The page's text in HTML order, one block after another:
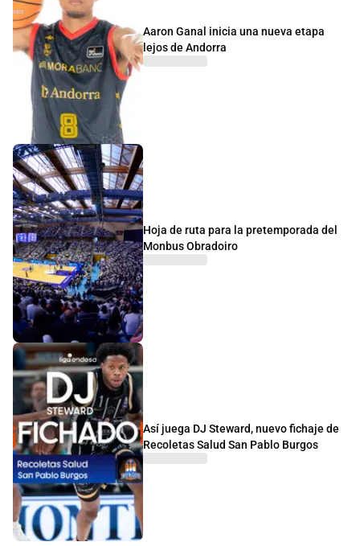
Aaron Ganal inicia una nueva etapa
lejos de Andorra
Hoja de ruta para la pretemporada del
Monbus Obradoiro
Así juega DJ Steward, nuevo fichaje de
Recoletas Salud San Pablo Burgos